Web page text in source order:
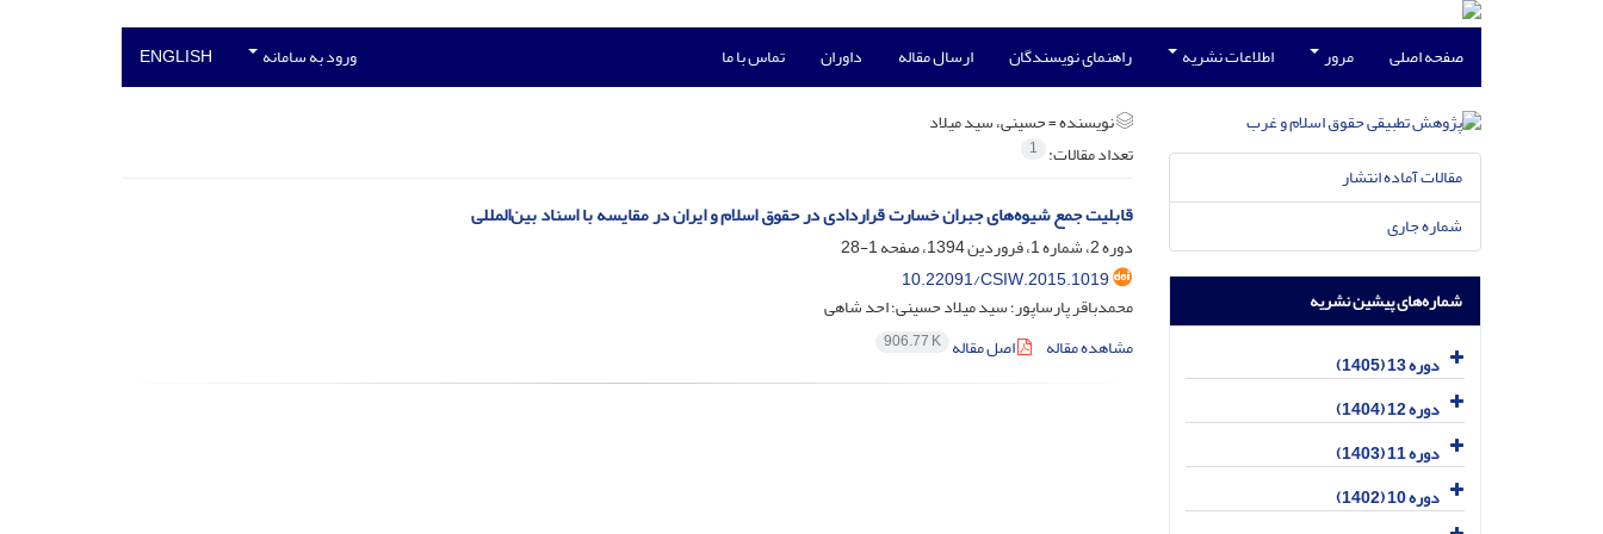
صفحه اصلی مرور اطلاعات نشریه راهنمای نویسندگان ارسال مقاله داوران تماس با ما ورود به سامانه ENGLISH
نویسنده =حسینی، سید میلاد
تعداد مقالات: 1
قابلیت جمع شیوه‌های جبران خسارت قراردادی در حقوق اسلام و ایران در مقایسه با اسناد بین‌المللی
دوره 2، شماره 1، فروردین 1394، صفحه
1-28
10.22091/CSIW.2015.1019
محمدباقر پارساپور؛ سید میلاد حسینی؛ احد شاهی
مشاهده مقاله
اصل مقاله 906.77 K
مقالات آماده انتشار
شماره جاری
شماره‌های پیشین نشریه
دوره 13 (1405)
دوره 12 (1404)
دوره 11 (1403)
دوره 10 (1402)